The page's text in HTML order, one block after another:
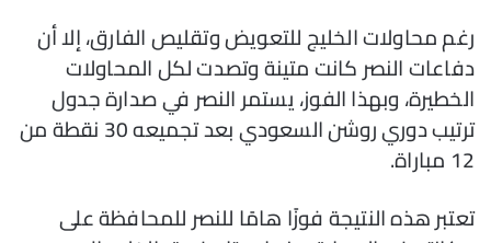
رغم محاولات الخليج للتعويض وتقليص الفارق، إلا أن
دفاعات النصر كانت متينة وتصدت لكل المحاولات
الخطيرة، وبهذا الفوز، يستمر النصر في صدارة جدول
ترتيب دوري روشن السعودي بعد تجميعه 30 نقطة من
12 مباراة.
تعتبر هذه النتيجة فوزًا هامًا للنصر للمحافظة على